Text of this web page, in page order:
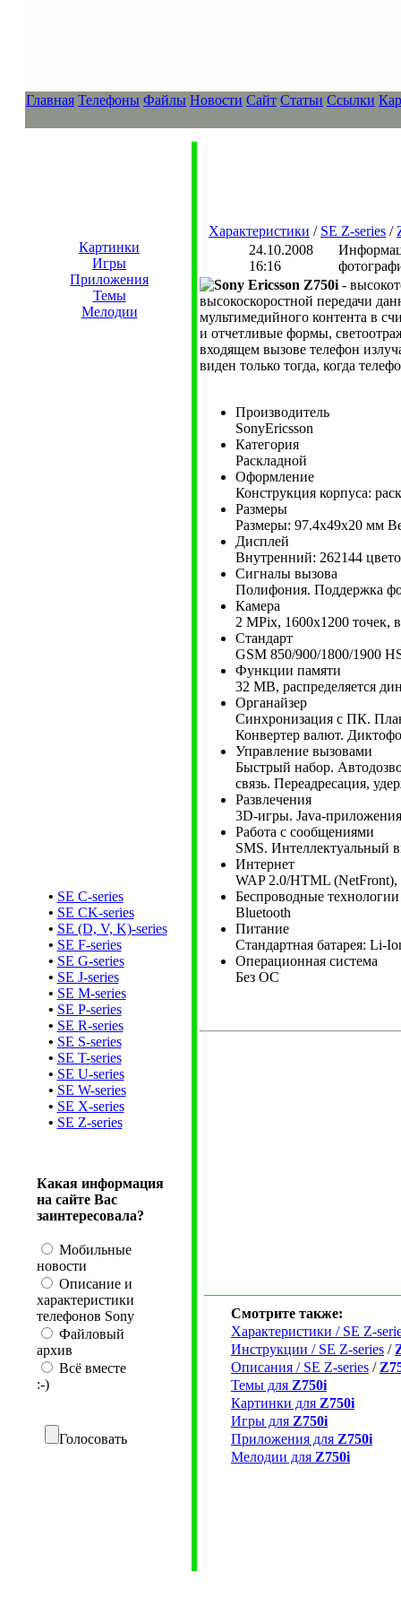
Главная Телефоны Файлы Новости Сайт Статьи Ссылки
Картинки
Игры
Приложения
Темы
Мелодии
• SE C-series
• SE CK-series
• SE (D, V, K)-series
• SE F-series
• SE G-series
• SE J-series
• SE M-series
• SE P-series
• SE R-series
• SE S-series
• SE T-series
• SE U-series
• SE W-series
• SE X-series
• SE Z-series
Какая информация
на сайте Вас
заинтересовала?
Мобильные
новости
Описание и
характеристики
телефонов Sony
Файловый
архив
Всё вместе
:-)
Голосовать
Характеристики / SE Z-series /
24.10.2008
16:16
Sony Ericsson Z750i -
высокоскоростной передачи
мультимедийного контента в
и отчетливые формы,
входящем вызове телефон
виден только тогда, когда
Производитель
SonyEricsson
Категория
Раскладной
Оформление
Конструкция корпуса:
Размеры
Размеры: 97.4x49x20 мм
Дисплей
Внутренний: 262144
Сигналы вызова
Полифония. Поддержка
Камера
2 MPix, 1600x1200 точек,
Стандарт
GSM 850/900/1800/1900
Функции памяти
32 MB, распределяется
Органайзер
Синхронизация с ПК.
Конвертер валют.
Управление вызовами
Быстрый набор.
связь. Переадресация,
Развлечения
3D-игры. Java-
Работа с сообщениями
SMS. Интеллектуальный
Интернет
WAP 2.0/HTML (NetFront),
Беспроводные технологии
Bluetooth
Питание
Стандартная батарея: Li-
Операционная система
Без ОС
Смотрите также:
Характеристики / SE Z-
Инструкции / SE Z-series /
Описания / SE Z-series /
Темы для Z750i
Картинки для Z750i
Игры для Z750i
Приложения для Z750i
Мелодии для Z750i